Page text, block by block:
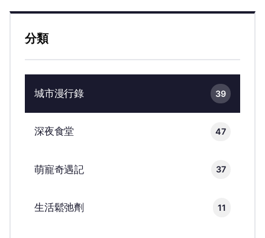
分類
城市漫行錄 39
深夜食堂 47
萌寵奇遇記 37
生活鬆弛劑 11